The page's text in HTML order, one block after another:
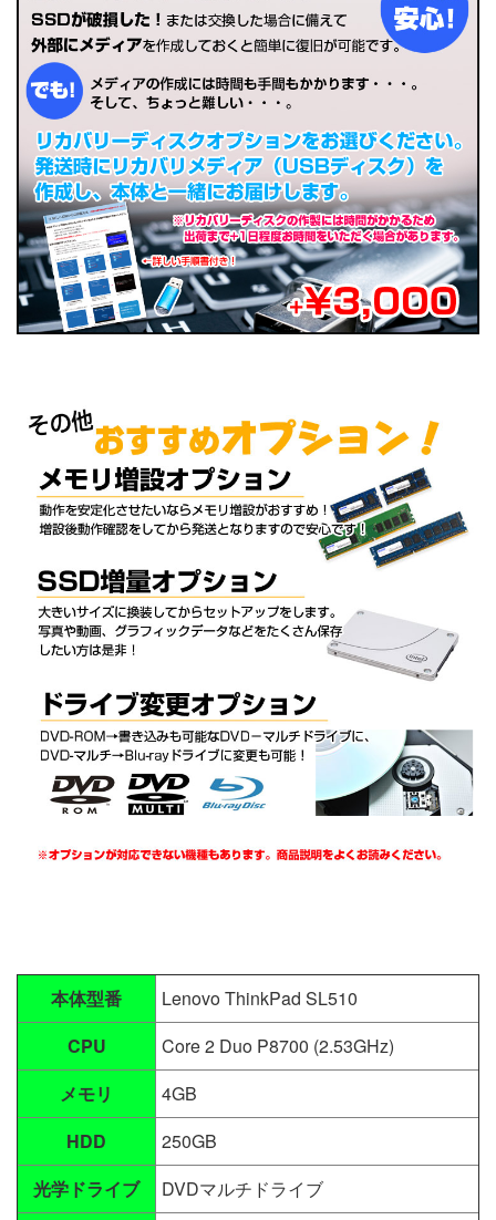
本体型番
Lenovo ThinkPad SL510
CPU
Core 2 Duo P8700 (2.53GHz)
メモリ
4GB
HDD
250GB
光学ドライブ
DVDマルチドライブ